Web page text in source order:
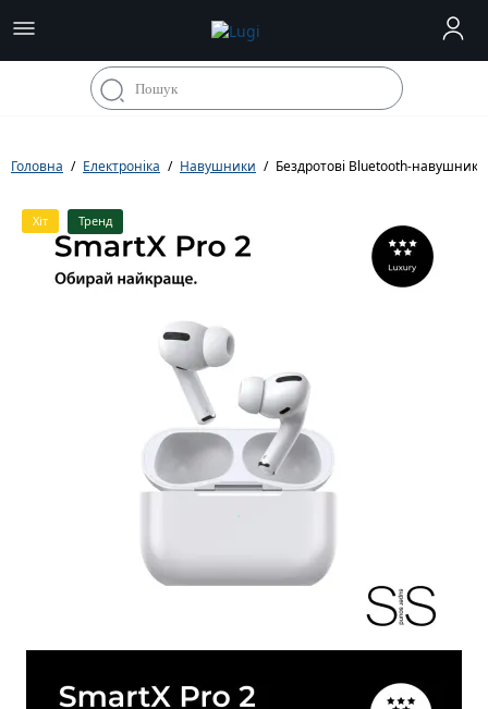
Головна Електроніка Навушники Бездротові Bluetooth-навушники
Хіт Тренд